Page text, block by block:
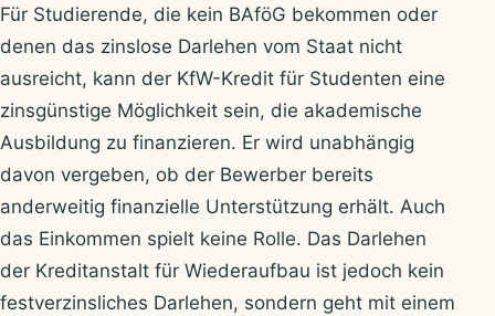
Für Studierende, die kein BAföG bekommen oder
denen das zinslose Darlehen vom Staat nicht
ausreicht, kann der KfW-Kredit für Studenten eine
zinsgünstige Möglichkeit sein, die akademische
Ausbildung zu finanzieren. Er wird unabhängig
davon vergeben, ob der Bewerber bereits
anderweitig finanzielle Unterstützung erhält. Auch
das Einkommen spielt keine Rolle. Das Darlehen
der Kreditanstalt für Wiederaufbau ist jedoch kein
festverzinsliches Darlehen, sondern geht mit einem